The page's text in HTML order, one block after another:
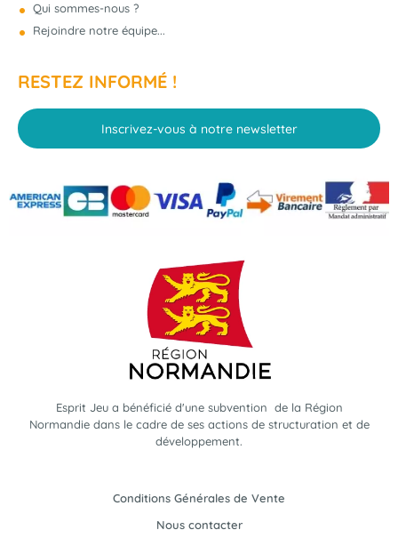
Qui sommes-nous ?
Rejoindre notre équipe...
RESTEZ INFORMÉ !
Inscrivez-vous à notre newsletter
Esprit Jeu a bénéficié d'une subvention de la Région
Normandie dans le cadre de ses actions de structuration et de
développement.
Conditions Générales de Vente
Nous contacter